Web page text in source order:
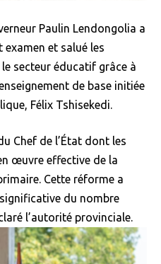
Paulin Lendongolia a
examen et salué les
secteur éducatif grâce à
de base initiée
Félix Tshisekedi.
Chef de l’État dont les
œuvre effective de la
Cette réforme a
du nombre
l’autorité provinciale.